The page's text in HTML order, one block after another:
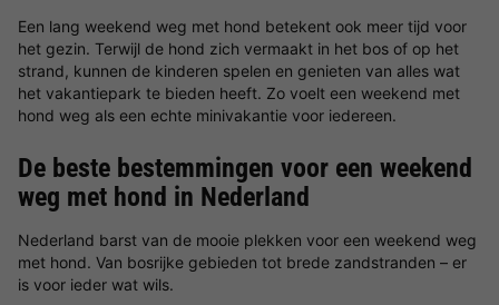
Een lang weekend weg met hond betekent ook meer tijd voor
het gezin. Terwijl de hond zich vermaakt in het bos of op het
strand, kunnen de kinderen spelen en genieten van alles wat
het vakantiepark te bieden heeft. Zo voelt een weekend met
hond weg als een echte minivakantie voor iedereen.
De beste bestemmingen voor een weekend
weg met hond in Nederland
Nederland barst van de mooie plekken voor een weekend weg
met hond. Van bosrijke gebieden tot brede zandstranden – er
is voor ieder wat wils.